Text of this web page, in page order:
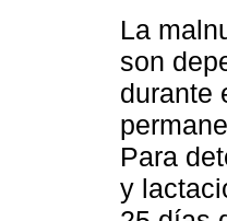
La
son
durante
Para
y